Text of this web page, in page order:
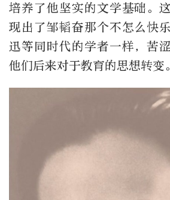
培养了他坚实的文学基础。
现出了邹韬奋那个不怎么快
迅等同时代的学者一样，苦
他们后来对于教育的思想转变。